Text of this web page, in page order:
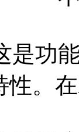
功能
。